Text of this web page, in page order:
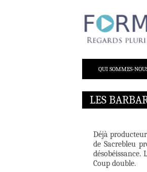
QUI SOMMES-
LES
Déjà
de Sacrebleu
Coup double.